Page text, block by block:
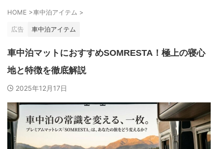
HOME >車中泊アイテム >
広告 車中泊アイテム
車中泊マットにおすすめSOMRESTA！極上の寝心
地と特徴を徹底解説
2025年12月17日